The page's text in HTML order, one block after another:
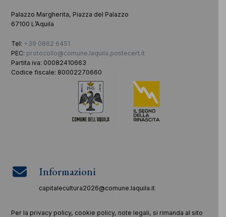
Palazzo Margherita, Piazza del Palazzo
67100 L’Aquila
Tel: +39 0862 6451
PEC: protocollo@comune.laquila.postecert.it
Partita iva: 00082410663
Codice fiscale: 80002270660
Informazioni
capitalecultura2026@comune.laquila.it
Per la privacy policy, cookie policy, note legali, si rimanda al sito